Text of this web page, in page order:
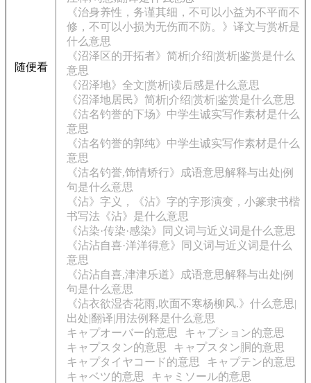
随便看
《治身养性，务谨其细，不可以小益为不平而不
修，不可以小损为无伤而不防。》译文与赏析是
什么意思
《沼泽区的开拓者》简析|介绍|赏析|鉴赏是什么
意思
《沼泽地》全文|赏析|读后感是什么意思
《沼泽地居民》简析|介绍|赏析|鉴赏是什么意思
《沽名钓誉的下场》中学生诚实写作素材是什么
意思
《沽名钓誉的郭纯》中学生诚实写作素材是什么
意思
《沽名钓誉,饰情矫行》成语意思解释与出处|例
句是什么意思
《沾》字义，《沾》字的字形演变，小篆隶书楷
书写法《沾》是什么意思
《沾染·传染·感染》同义词与近义词是什么意思
《沾沾自喜·洋洋得意》同义词与近义词是什么
意思
《沾沾自喜,津津乐道》成语意思解释与出处|例
句是什么意思
《沾衣欲湿杏花雨,吹面不寒杨柳风.》什么意思|
出处|翻译|用法例释是什么意思
キャプオーバー的意思
キャプション的意思
キャプスタン的意思
キャプスタン胴的意思
キャプタイヤコード的意思
キャプテン的意思
キャベツ的意思
キャミソール的意思